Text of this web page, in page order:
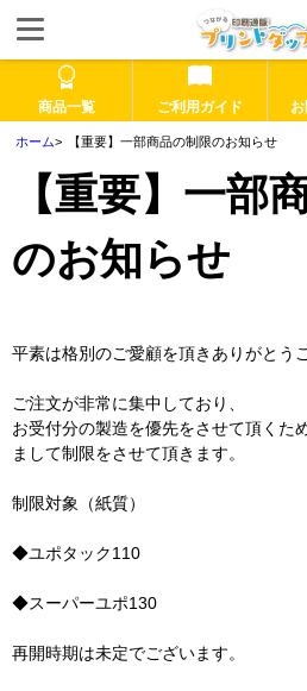
商品一覧 ご利用ガイド
【重要】一部商品の制限のお知らせ
【重要】一部
のお知らせ
平素は格別のご愛顧を頂きありがとう
ご注文が非常に集中しており、
お受付分の製造を優先をさせて頂くた
まして制限をさせて頂きます。
制限対象（紙質）
◆ユポタック110
◆スーパーユポ130
再開時期は未定でございます。